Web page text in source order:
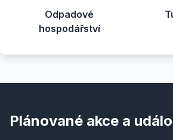
Odpadové
hospodářství
Plánované akce a